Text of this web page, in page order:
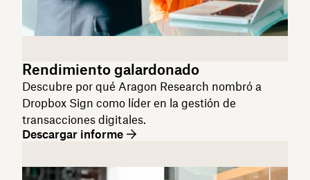
Rendimiento galardonado
Descubre por qué Aragon Research nombró a
Dropbox Sign como líder en la gestión de
transacciones digitales.
Descargar informe